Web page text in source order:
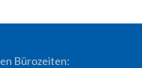
Bürozeiten: